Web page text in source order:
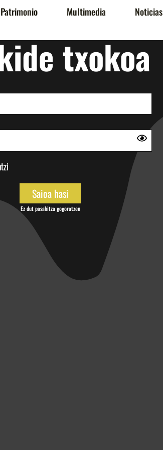
Patrimonio Multimedia Noticias
txokoa
Ez dut pasahitza gogoratzen